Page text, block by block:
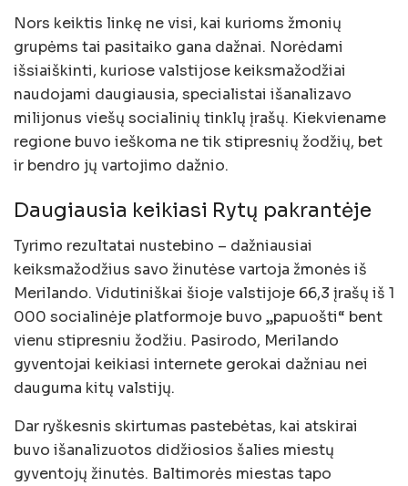
Nors keiktis linkę ne visi, kai kurioms žmonių
grupėms tai pasitaiko gana dažnai. Norėdami
išsiaiškinti, kuriose valstijose keiksmažodžiai
naudojami daugiausia, specialistai išanalizavo
milijonus viešų socialinių tinklų įrašų. Kiekviename
regione buvo ieškoma ne tik stipresnių žodžių, bet
ir bendro jų vartojimo dažnio.
Daugiausia keikiasi Rytų pakrantėje
Tyrimo rezultatai nustebino – dažniausiai
keiksmažodžius savo žinutėse vartoja žmonės iš
Merilando. Vidutiniškai šioje valstijoje 66,3 įrašų iš 1
000 socialinėje platformoje buvo „papuošti“ bent
vienu stipresniu žodžiu. Pasirodo, Merilando
gyventojai keikiasi internete gerokai dažniau nei
dauguma kitų valstijų.
Dar ryškesnis skirtumas pastebėtas, kai atskirai
buvo išanalizuotos didžiosios šalies miestų
gyventojų žinutės. Baltimorės miestas tapo